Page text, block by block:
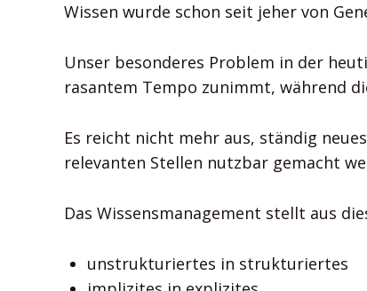
Wissen wurde schon seit jeher von
Unser besonderes Problem in der
rasantem Tempo zunimmt, während
Es reicht nicht mehr aus, ständig
relevanten Stellen nutzbar gemacht
Das Wissensmanagement stellt aus
unstrukturiertes in strukturiertes